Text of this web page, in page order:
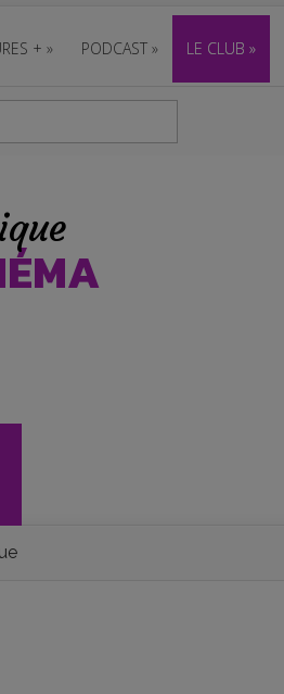
+ » PODCAST » LE CLUB »